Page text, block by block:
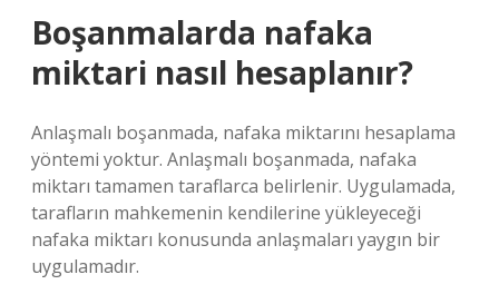
Boşanmalarda nafaka
miktari nasıl hesaplanır?
Anlaşmalı boşanmada, nafaka miktarını hesaplama
yöntemi yoktur. Anlaşmalı boşanmada, nafaka
miktarı tamamen taraflarca belirlenir. Uygulamada,
tarafların mahkemenin kendilerine yükleyeceği
nafaka miktarı konusunda anlaşmaları yaygın bir
uygulamadır.